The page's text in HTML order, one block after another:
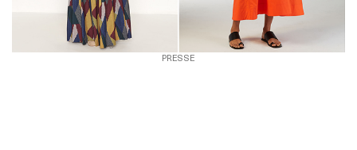
PRESSE